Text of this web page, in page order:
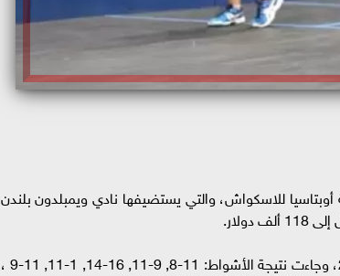
أوبتاسيا للاسكواش، والتي يستضيفها نادي ويمبلدون بلندن
وفازت سنا إبراهيم في دور الـ 16 على سارة جان بيري بنتيجة 3-2، وجاءت نتيجة الأشواط: 11-8, 9-11, 16-14, 1-11, 11-9 ،